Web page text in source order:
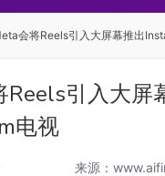
会将Reels引入大屏幕推出
Reels引入大屏
电视
来源：